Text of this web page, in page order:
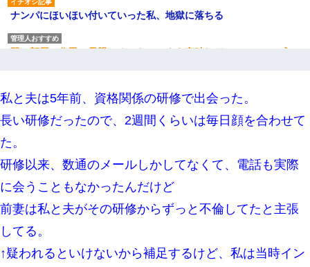
ナンパにほいほい付いていった私、地獄に落ちる
隣の部屋の住民の母親、オートロックを突破してマンションに入
ミスした新人(
)に冗談で「行為させてくれたら許してあげる」
って言ったら・・・
ろ」→ 俺「完全に恐喝になってますね」「お前、これが詐欺だっ
て知ってる？」
【衝撃】婚約者「兄と結婚はするけど嫁入りするわけじゃない。
お互い干渉はしないようにしましょう」→ その後に結納金の話を
したので、母が・・・
私と夫は5年前、資格関係の研修で出会った。
長い研修だったので、2週間くらいは毎日顔を合わせて
た。
研修以来、数通のメールしかしてなくて、電話も実際
に会うこともなかったんだけど
前妻は私と夫がその研修からずっと不倫してたと主張
してる。
↑疑われるといけないから補足するけど、私は当時イン